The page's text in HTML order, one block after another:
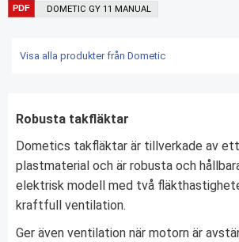
DOMETIC GY 11 MANUAL
Visa alla produkter från Dometic
Robusta takfläktar
Dometics takfläktar är tillverkade av
plastmaterial och är robusta och
elektrisk modell med två
kraftfull ventilation.
Ger även ventilation när motorn är